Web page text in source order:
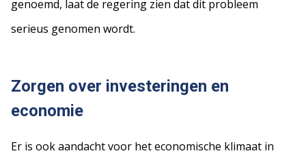
genoemd, laat de regering zien dat dit probleem
serieus genomen wordt.
Zorgen over investeringen en
economie
Er is ook aandacht voor het economische klimaat in